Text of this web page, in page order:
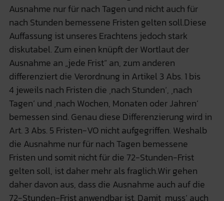
Ausnahme nur für nach Tagen und nicht auch für
nach Stunden bemessene Fristen gelten soll.Diese
Auffassung ist unseres Erachtens jedoch stark
diskutabel. Zum einen knüpft der Wortlaut der
Ausnahme an „jede Frist“ an, zum anderen
differenziert die Verordnung in Artikel 3 Abs. 1 bis
4 jeweils nach Fristen die ‚nach Stunden‘, ‚nach
Tagen‘ und ‚nach Wochen, Monaten oder Jahren‘
bemessen sind. Genau diese Differenzierung wird in
Art. 3 Abs. 5 Fristen-VO nicht aufgegriffen. Weshalb
die Ausnahme nur für nach Tagen bemessene
Fristen und somit nicht für die 72-Stunden-Frist
gelten soll, ist daher mehr als fraglich.Wir gehen
daher davon aus, dass die Ausnahme auch auf die
72-Stunden-Frist anwendbar ist. Damit ‚muss‘ auch